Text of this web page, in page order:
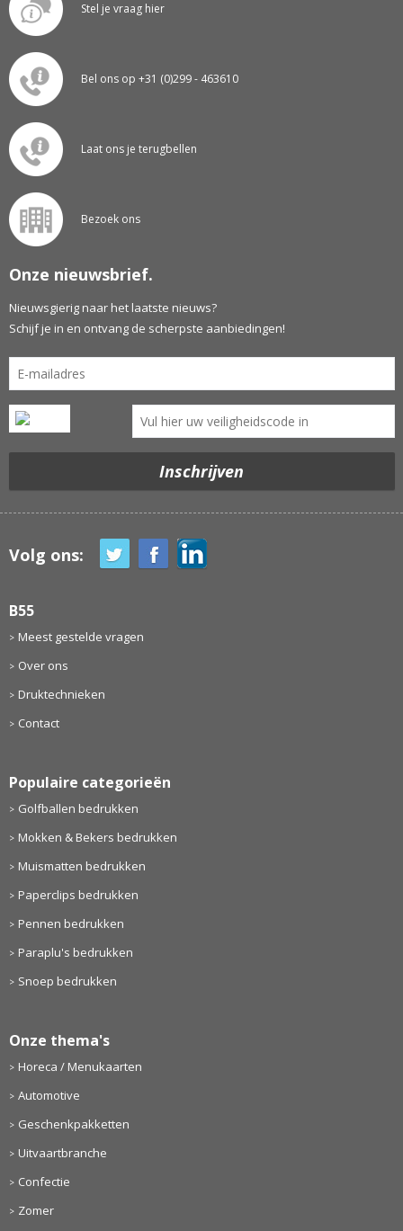
Stel je vraag hier
Bel ons op +31 (0)299 - 463610
Laat ons je terugbellen
Bezoek ons
Onze nieuwsbrief.
Nieuwsgierig naar het laatste nieuws?
Schijf je in en ontvang de scherpste aanbiedingen!
Volg ons:
B55
Meest gestelde vragen
Over ons
Druktechnieken
Contact
Populaire categorieën
Golfballen bedrukken
Mokken & Bekers bedrukken
Muismatten bedrukken
Paperclips bedrukken
Pennen bedrukken
Paraplu's bedrukken
Snoep bedrukken
Onze thema's
Horeca / Menukaarten
Automotive
Geschenkpakketten
Uitvaartbranche
Confectie
Zomer